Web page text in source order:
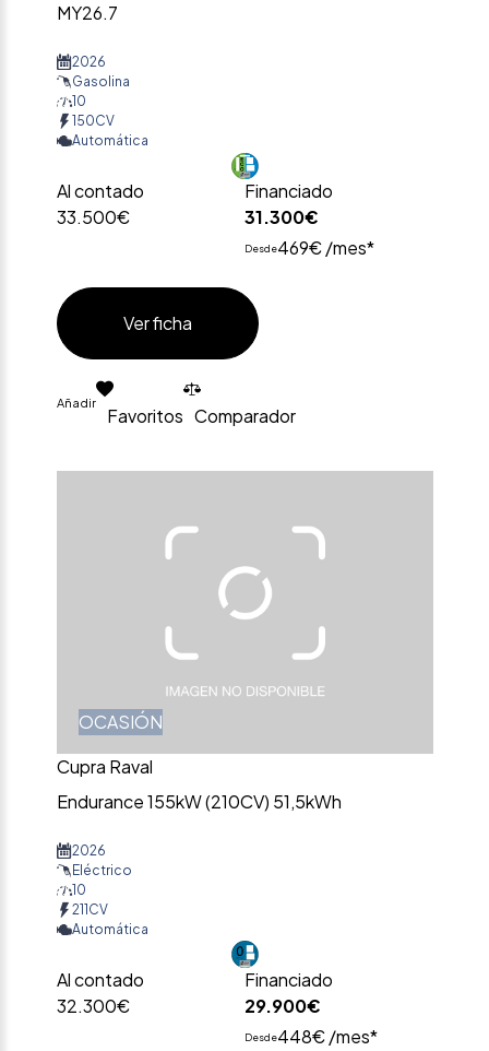
MY26.7
2026
Gasolina
10
150CV
Automática
Al contado
33.500€
Financiado
31.300€
Desde469€ /mes*
Ver ficha
Añadir
Favoritos Comparador
OCASIÓN
Cupra Raval
Endurance 155kW (210CV) 51,5kWh
2026
Eléctrico
10
211CV
Automática
Al contado
32.300€
Financiado
29.900€
Desde448€ /mes*